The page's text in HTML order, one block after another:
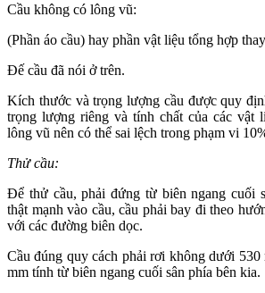
Cầu không có lông vũ:
(Phần áo cầu) hay phần vật liệu tổng hợp
Đế cầu đã nói ở trên.
Kích thước và trọng lượng cầu được quy
trọng lượng riêng và tính chất của các vật
lông vũ nên có thể sai lệch trong phạm vi
Thử cầu:
Để thử cầu, phải đứng từ biên ngang cuối
thật mạnh vào cầu, cầu phải bay đi theo
với các đường biên dọc.
Cầu đúng quy cách phải rơi không dưới 530
mm tính từ biên ngang cuối sân phía bên kia.